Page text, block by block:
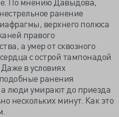
ранение
верхнего полюса
правого
а умер от сквозного
с острой тампонадой
в условиях
ранения
люди умирают до приезда
нескольких минут. Как это